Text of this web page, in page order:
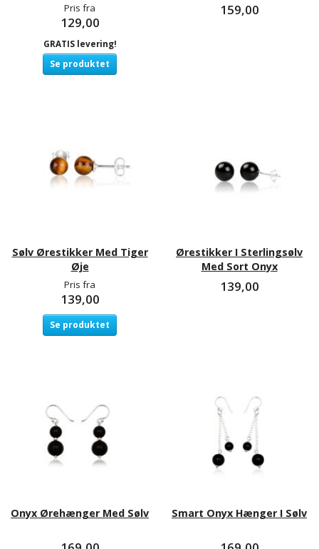
Pris fra
129,00
GRATIS levering!
Se produktet
159,00
Sølv Ørestikker Med Tiger
Øje
Pris fra
139,00
Se produktet
Ørestikker I Sterlingsølv
Med Sort Onyx
139,00
Onyx Ørehænger Med Sølv Smart Onyx Hænger I Sølv